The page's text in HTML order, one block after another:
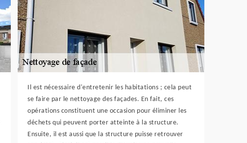
Il est nécessaire d'entretenir les habitations ; cela peut
se faire par le nettoyage des façades. En fait, ces
opérations constituent une occasion pour éliminer les
déchets qui peuvent porter atteinte à la structure.
Ensuite, il est aussi que la structure puisse retrouver